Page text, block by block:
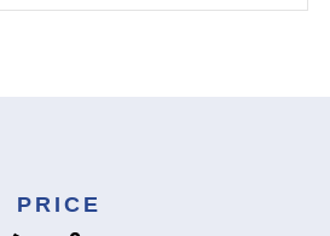
PRICE